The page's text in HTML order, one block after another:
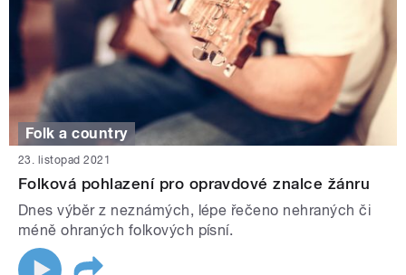
Folk a country
23. listopad 2021
Folková pohlazení pro opravdové znalce žánru
Dnes výběr z neznámých, lépe řečeno nehraných či
méně ohraných folkových písní.